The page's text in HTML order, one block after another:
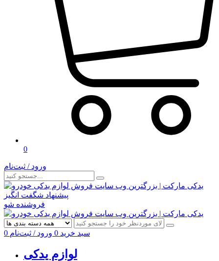
0
ورود / ثبت‌نام
پیشنهاد شگفت انگیز
فروشنده شو
0 سبد خرید 0 ورود / ثبت‌نام
لوازم یدکی